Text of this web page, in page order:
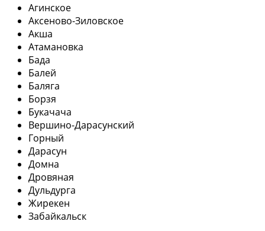
Агинское
Аксеново-Зиловское
Акша
Атамановка
Бада
Балей
Баляга
Борзя
Букачача
Вершино-Дарасунский
Горный
Дарасун
Домна
Дровяная
Дульдурга
Жирекен
Забайкальск